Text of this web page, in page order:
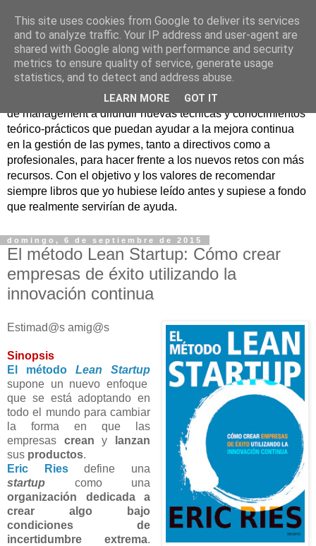
Nuevo Viernes - Nuevo
Libro
Nace con la misión de ayudar mediante la lectura de libros
de management a difundir nuevas técnicas y conocimientos
teórico-prácticos que puedan ayudar a la mejora continua
en la gestión de las pymes, tanto a directivos como a
profesionales, para hacer frente a los nuevos retos con más
recursos. Con el objetivo y los valores de recomendar
siempre libros que yo hubiese leído antes y supiese a fondo
que realmente servirían de ayuda.
domingo, 6 de septiembre de 2015
El método Lean Startup: Cómo crear
empresas de éxito utilizando la
innovación continua
Estimad@s amig@s
Sinopsis
El método
Lean Startup
supone un nuevo enfoque
que se está adoptando en
todo el mundo para cambiar
la forma en que las
empresas crean y
lanzan
sus productos.
Eric Riesdefine una
startup como una
organización
dedicada a
crear algo bajo
condiciones de
incertidumbre extrema.
This site uses cookies from Google to deliver its services
and to analyze traffic. Your IP address and user-agent are
shared with Google along with performance and security
metrics to ensure quality of service, generate usage
statistics, and to detect and address abuse.
LEARN MORE GOT IT